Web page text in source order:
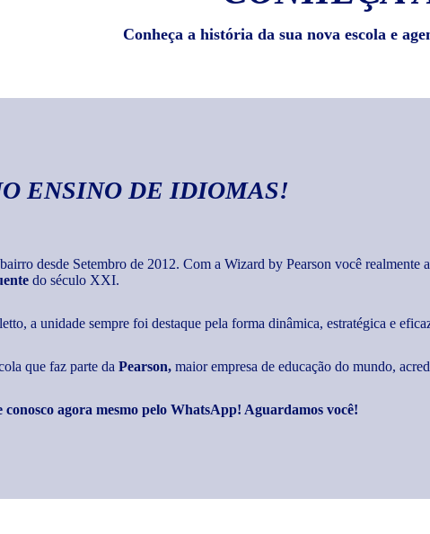
Conheça a história da sua nova escola e
ENSINO DE IDIOMAS!
desde Setembro de 2012. Com a Wizard by Pearson você
do século XXI.
a unidade sempre foi destaque pela forma dinâmica, estratégica e
que faz parte da Pearson, maior empresa de educação do mundo,
conosco agora mesmo pelo WhatsApp! Aguardamos você!